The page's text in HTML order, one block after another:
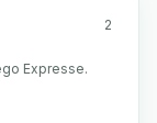
2
Expresse.